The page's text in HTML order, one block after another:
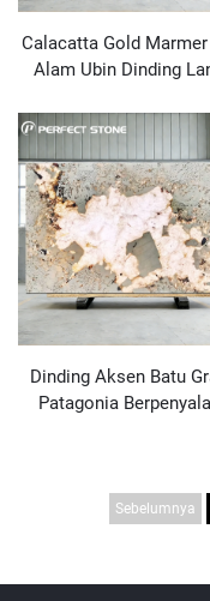
Calacatta Gold
Alam Ubin Dinding
Emas Asal Itali Siena
Marmer Slab
Dinding Aksen Batu
Patagonia
Sebelumnya